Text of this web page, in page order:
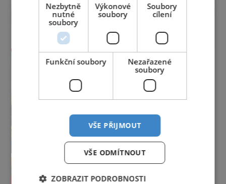
Nezbytně
nutné
soubory
Výkonové
soubory
Soubory
cílení
Funkční soubory
Nezařazené
soubory
VŠE PŘIJMOUT
VŠE ODMÍTNOUT
ZOBRAZIT PODROBNOSTI